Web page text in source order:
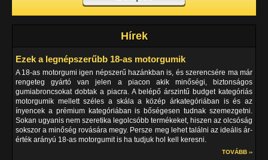
Hírek
Ezek a legnépszerűbb 18-as motorgumik
A 18-as motorgumi igen népszerű hazánkban is, és szerencsére ma már
rengeteg gyártó van jelen a piacon akik minőségi, biztonságos
gumiabroncsokat dobtak a piacra. A belépő árszintű budget kategóriás
motorgumik mellett széles a skála a közép árkategóriában is és az
ínyencek a prémium kategóriában is bőségesen tudnak szemezgetni.
Sokan ugyanis nem szeretika legolcsóbb termékeket, hiszen az olcsóság
sokszor a minőség rovására megy. Persze meg lehet találni az ideális ár-
érték arányú 18-as motorgumit is ha tudjuk hol kell keresni.
TOVÁBB ››